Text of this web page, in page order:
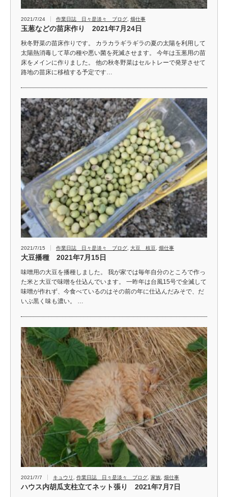
2021/7/24 作業日誌 日々是淡々 ブログ 畑仕事
玉葱などの苗床作り 2021年7月24日
秋冬野菜の苗床作りです。 カラカラギラギラの夏の太陽を利用して
太陽熱消毒して草の種や悪い菌を死滅させます。 今年は玉葱用の苗
床をメインに作りました。 他の秋冬野菜はセルトレーで発芽させて
路地の苗床に移植する予定です…
2021/7/15 作業日誌 日々是淡々 ブログ 大豆 枝豆 畑仕事
大豆播種 2021年7月15日
味噌用の大豆を播種しました。 我が家では毎年自分のところで作っ
た米と大豆で味噌を仕込んでいます。 一昨年は台風15号で全滅して
味噌が作れず、今食べているのはその前の年に仕込んだみそで、だ
いぶ黒く味も濃い。 …
2021/7/7 キュウリ 作業日誌 日々是淡々 ブログ 家族 畑仕事
ハウス内胡瓜支柱立てネット張り 2021年7月7日